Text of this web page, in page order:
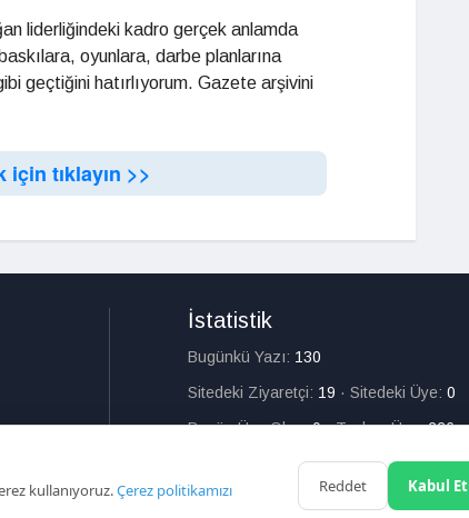
liderliğindeki kadro gerçek anlamda
oyunlara, darbe planlarına
geçtiğini hatırlıyorum. Gazete arşivini
için tıklayın >>
İstatistik
Bugünkü Yazı: 130
Sitedeki Ziyaretçi: 19 · Sitedeki Üye: 0
Bugün Üye Olan:0·Toplam Üye:226
kullanıyoruz.Çerez politikamızı
Reddet Kabul Et